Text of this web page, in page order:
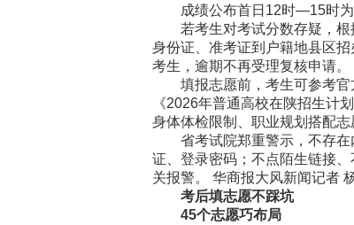
成绩公布首日12时—15时为查
若考生对考试分数存疑，根
身份证、准考证到户籍地县区
考生，逾期不再受理复核申请。
填报志愿前，考生可参考官方
《2026年普通高校在陕招生计
身体体检限制、职业规划搭配
省考试院郑重警示，不存在
证、登录密码；不点陌生链接
关报警。 华商报大风新闻记者
考后填志愿不踩坑
45个志愿巧布局